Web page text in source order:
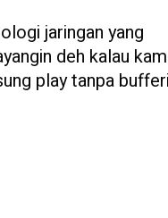
jaringan yang
deh kalau
play tanpa